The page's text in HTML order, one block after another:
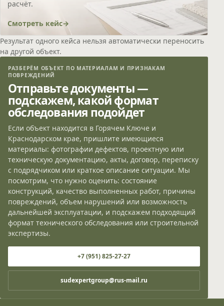
расчёт.
Смотреть кейс
Результат одного кейса нельзя автоматически переносить
на другой объект.
РАЗБЕРЁМ ОБЪЕКТ ПО МАТЕРИАЛАМ И ПРИЗНАКАМ
ПОВРЕЖДЕНИЙ
Отправьте документы —
подскажем, какой формат
обследования подойдет
Если объект находится в Горячем Ключе и
Краснодарском крае, пришлите имеющиеся
материалы: фотографии дефектов, проектную или
техническую документацию, акты, договор, переписку
с подрядчиком или краткое описание ситуации. Мы
посмотрим, что нужно оценить: состояние
конструкций, качество выполненных работ, причины
повреждений, объем нарушений или возможность
дальнейшей эксплуатации, и подскажем подходящий
формат технического обследования или строительной
экспертизы.
+7 (951) 825-27-27
sudexpertgroup@rus-mail.ru